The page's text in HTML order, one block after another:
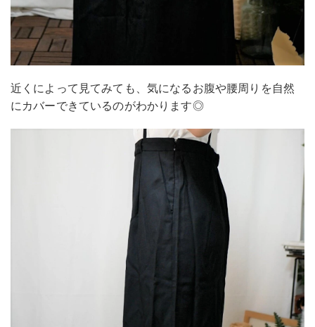
近くによって見てみても、気になるお腹や腰周りを自然
にカバーできているのがわかります◎